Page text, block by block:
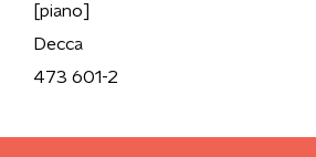
[piano]
Decca
473 601-2